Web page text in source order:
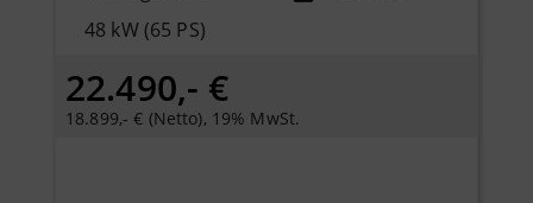
48 kW (65 PS)
22.490,- €
18.899,- € (Netto), 19% MwSt.